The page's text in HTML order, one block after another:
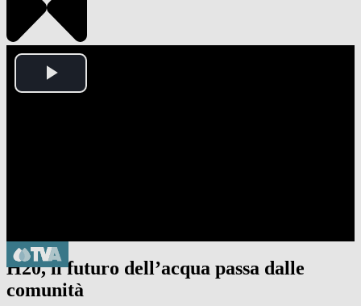
Play
H20, il futuro dell’acqua passa dalle
comunità